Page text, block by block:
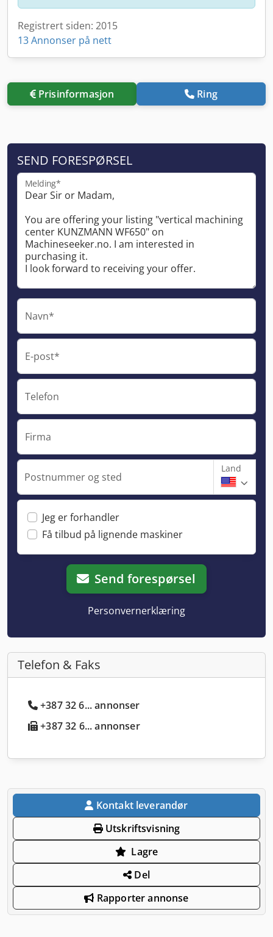
Registrert siden: 2015
13 Annonser på nett
Prisinformasjon Ring
SEND FORESPØRSEL
Melding*
Navn*
E-post*
Telefon
Firma
Postnummer og sted
Land
Jeg er forhandler
Få tilbud på lignende maskiner
Send forespørsel
Personvernerklæring
Telefon & Faks
+387 32 6... annonser
+387 32 6... annonser
Kontakt leverandør
Utskriftsvisning
Lagre
Del
Rapporter annonse